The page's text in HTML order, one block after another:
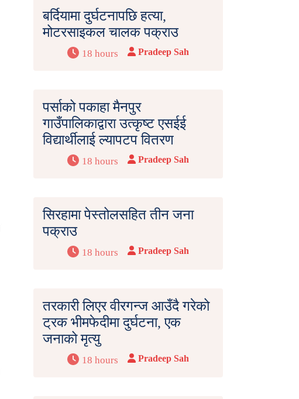
बर्दियामा दुर्घटनापछि हत्या,
मोटरसाइकल चालक पक्राउ
18 hours Pradeep Sah
पर्साको पकाहा मैनपुर
गाउँपालिकाद्वारा उत्कृष्ट एसईई
विद्यार्थीलाई ल्यापटप वितरण
18 hours Pradeep Sah
सिरहामा पेस्तोलसहित तीन जना
पक्राउ
18 hours Pradeep Sah
तरकारी लिएर वीरगन्ज आउँदै गरेको
ट्रक भीमफेदीमा दुर्घटना, एक
जनाको मृत्यु
18 hours Pradeep Sah